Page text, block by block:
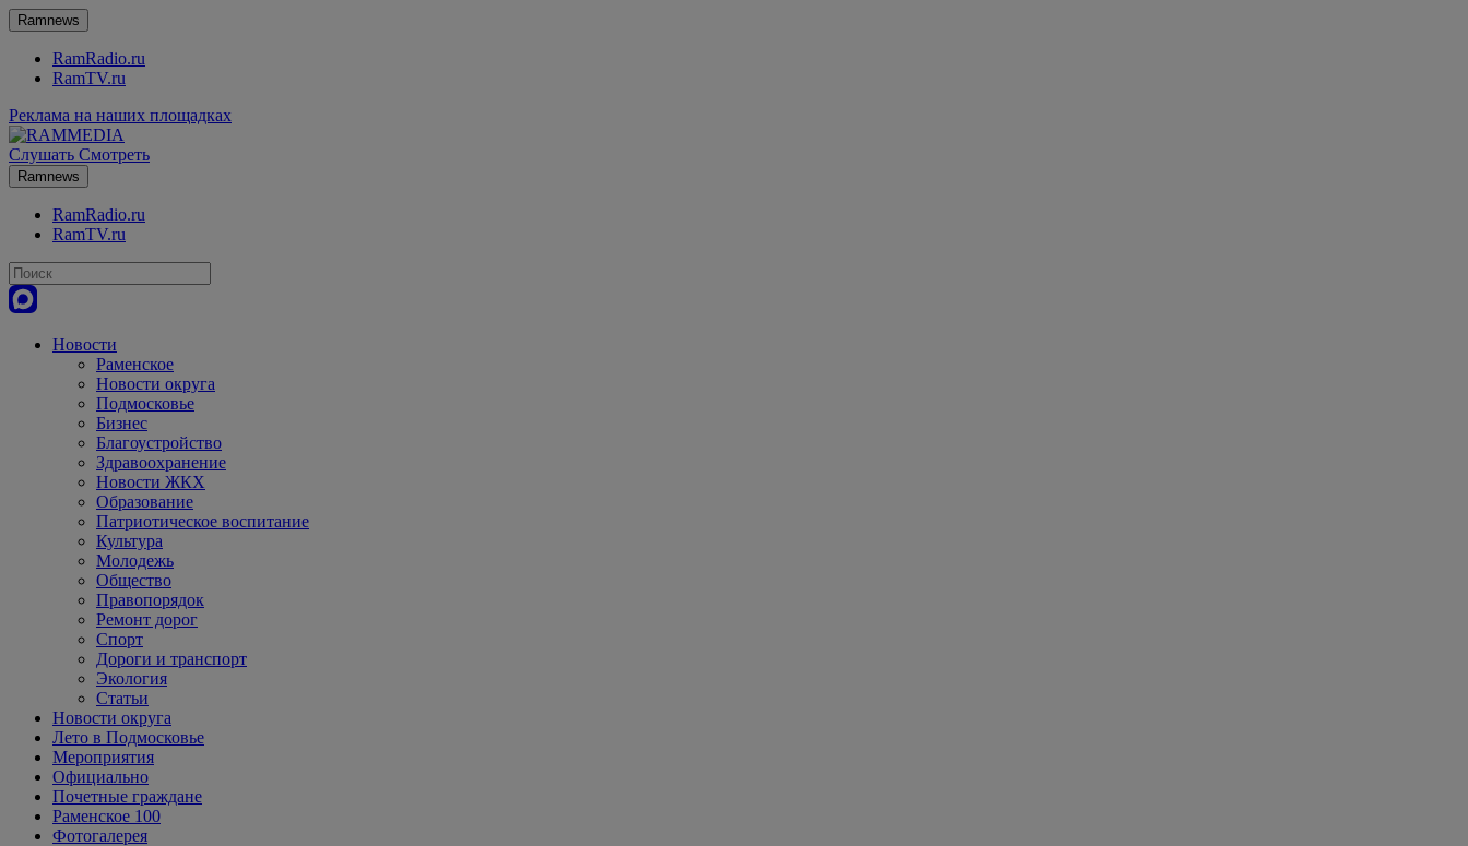
Ramnews
RamRadio.ru
RamTV.ru
Реклама на наших площадках
Слушать Смотреть
Ramnews
RamRadio.ru
RamTV.ru
Новости
Раменское
Новости округа
Подмосковье
Бизнес
Благоустройство
Здравоохранение
Новости ЖКХ
Образование
Патриотическое воспитание
Культура
Молодежь
Общество
Правопорядок
Ремонт дорог
Спорт
Дороги и транспорт
Экология
Статьи
Новости округа
Лето в Подмосковье
Мероприятия
Официально
Почетные граждане
Раменское 100
Фотогалерея